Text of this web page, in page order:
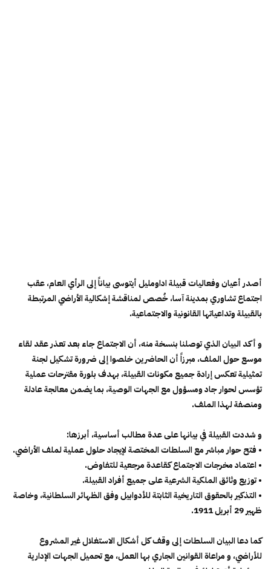
أصدر أعيان وفعاليات قبيلة اداومليل أيتوسى بياناً إلى الرأي العام، عقب
اجتماع تشاوري بمدينة آسا، خُصص لمناقشة إشكالية الأراضي المرتبطة
بالقبيلة وتداعياتها القانونية والاجتماعية.
و أكد البيان الذي توصلنا بنسخة منه، أن الاجتماع جاء بعد تعذر عقد لقاء
موسع حول الملف، مبرزاً أن الحاضرين خلصوا إلى ضرورة تشكيل لجنة
تمثيلية تعكس إرادة جميع مكونات القبيلة، بهدف بلورة مقترحات عملية
تؤسس لحوار جاد ومسؤول مع الجهات الوصية، بما يضمن معالجة عادلة
ومنصفة لهذا الملف.
و شددت القبيلة في بيانها على عدة مطالب أساسية، أبرزها:
• فتح حوار مباشر مع السلطات المختصة لإيجاد حلول عملية لملف الأراضي.
• اعتماد مخرجات الاجتماع كقاعدة مرجعية للتفاوض.
• توزيع وثائق الملكية الشرعية على جميع أفراد القبيلة.
• التذكير بالحقوق التاريخية الثابتة للأدوابيل وفق الظهائر السلطانية، وخاصة
ظهير 29 أبريل 1911.
كما دعا البيان السلطات إلى وقف كل أشكال الاستغلال غير المشروع
للأراضي، و مراعاة القوانين الجاري بها العمل، مع تحميل الجهات الإدارية